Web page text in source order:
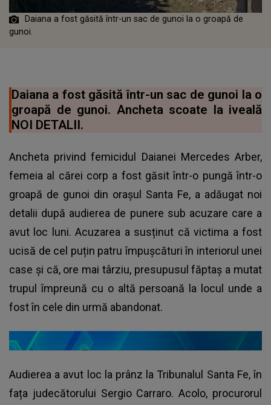
Daiana a fost găsită într-un sac de gunoi la o groapă de
gunoi.
Daiana a fost găsită într-un sac de gunoi la o
groapă de gunoi. Ancheta scoate la iveală
NOI DETALII.
Ancheta privind femicidul Daianei Mercedes Arber,
femeia al cărei corp a fost găsit într-o pungă într-o
groapă de gunoi din orașul Santa Fe, a adăugat noi
detalii după audierea de punere sub acuzare care a
avut loc luni. Acuzarea a susținut că victima a fost
ucisă de cel puțin patru împușcături în interiorul unei
case și că, ore mai târziu, presupusul făptaș a mutat
trupul împreună cu o altă persoană la locul unde a
fost în cele din urmă abandonat.
Audierea a avut loc la prânz la Tribunalul Santa Fe, în
fața judecătorului Sergio Carraro. Acolo, procurorul